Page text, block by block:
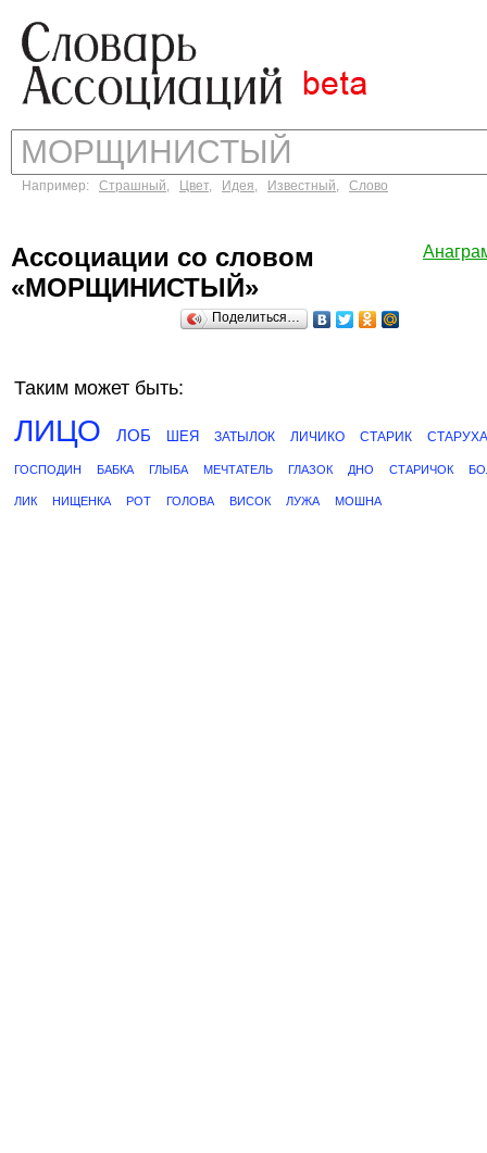
Например: Страшный, Цвет, Идея, Известный, Слово
Ассоциации со словом
«МОРЩИНИСТЫЙ»
Поделиться…
Таким может быть:
ЛИЦО ЛОБ ШЕЯ ЗАТЫЛОК ЛИЧИКО СТАРИК СТАРУХА
ГОСПОДИН БАБКА ГЛЫБА МЕЧТАТЕЛЬ ГЛАЗОК ДНО СТАРИЧОК
ЛИК НИЩЕНКА РОТ ГОЛОВА ВИСОК ЛУЖА МОШНА